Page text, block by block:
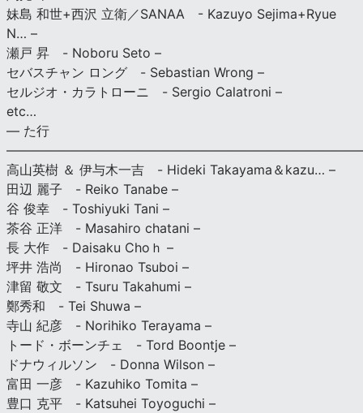
妹島 和世+西沢 立衛／SANAA - Kazuyo Sejima+Ryue
N… –
瀬戸 昇 - Noboru Seto –
セバスチャン ロング - Sebastian Wrong –
セルジオ・カラトローニ - Sergio Calatroni –
etc…
— た行
高山英樹 ＆ 伊与木一吉 - Hideki Takayama＆kazu… –
田辺 麗子 - Reiko Tanabe –
谷 俊幸 - Toshiyuki Tani –
茶谷 正洋 - Masahiro chatani –
長 大作 - Daisaku Choｈ –
坪井 浩尚 - Hironao Tsuboi –
津留 敬文 - Tsuru Takahumi –
鄭秀和 - Tei Shuwa –
寺山 紀彦 - Norihiko Terayama –
トード・ボーンチェ - Tord Boontje –
ドナウィルソン - Donna Wilson –
富田 一彦 - Kazuhiko Tomita –
豊口 克平 - Katsuhei Toyoguchi –